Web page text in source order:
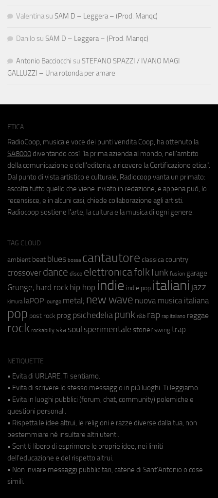
Valentina su SAM D – Leggera – (Prod. Manqc)
Danilo su SAM D – Leggera – (Prod. Manqc)
Antonio Bacciocchi su STEFANO SPAZZI / IVANO MAGI
GALLUZZI – Una rotonda per amare
ETICA
RadioCoop, musica e voce dei punti vendita Coop, ha ottenuto la
SA8000 diventando così "la prima azienda al mondo, nell'ambito
della comunicazione e dell'editoria, a ricevere la Certificazione etica".
Dal punto di vista artistico e culturale, Radiocoop vanta un primato:
ascolta tutto quello che viene inviato in redazione, e appena può, lo
recensisce, e in alcuni casi, chiede collaborazione agli artisti.
Radiocoop sostiene l'arte, la cultura e la musica di ogni genere.
TAG CLOUD
ambient beat blues bossa cantautore classica country
crossover dance disco elettronicafolkfunk fusion garage
Grunge; hard rock hip hop indie indie pop italiani jazz
kimura laPOP lounge metal; new wave nuova musica italiana
pop post rock prog psichedeliapunk r&b rap rap italiano reggae
rock rockabilly ska soul sperimentale stoner swing trap
NETIQUETTE
• Evita di URLARE. Ti sentiamo.
• Evita di scrivere lo stesso messaggio in più luoghi. Ti leggiamo.
• Evita in luoghi pubblici (forum, chat, community) polemiche e
questioni personali.
• Rispetta le idee altrui, le religioni e razze diverse dalla tua, non
bestemmiare né insultare altri utenti.
• Sentiti libero di esprimere le proprie idee, nei limiti
dell'educazione e del rispetto altrui.
• Non inviare messaggi pubblicitari, catene di Sant'Antonio o cose
simili.